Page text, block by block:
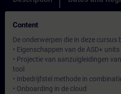
Content
De onderwerpen die in deze cursus
• Eigenschappen van de ASD+
• Projectie van aanzuigleidingen
tool
• Inbedrijfstel methode in
• Onboarding in de cloud